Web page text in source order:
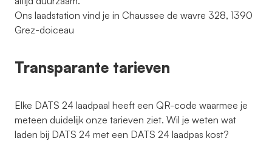
Ons laadstation vind je in Chaussee de wavre 328, 1390
Grez-doiceau
Transparante tarieven
Elke DATS 24 laadpaal heeft een QR-code waarmee je
meteen duidelijk onze tarieven ziet. Wil je weten wat
laden bij DATS 24 met een DATS 24 laadpas kost?